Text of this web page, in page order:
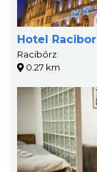
Hotel Racibor
Racibórz
0.27 km